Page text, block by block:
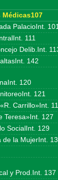
Médicas107
PalacioInt.
111
Delib.Int.
142
120
121
Carrillo»Int.
Teresa»Int. 127
SocialInt. 129
de la MujerInt.
y Prod.Int. 137